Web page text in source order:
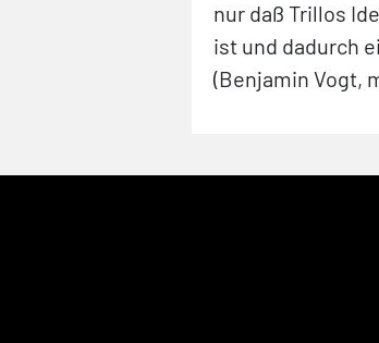
nur daß Trillos
ist und dadurch
(Benjamin Vogt,